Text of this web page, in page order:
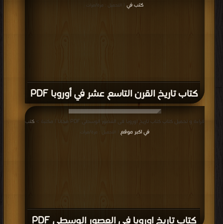
كتاب تاريخ القرن التاسع عشر في أوروبا PDF
كتب في
| التحميل : مرة/مرات
قراءة و تحميل كتاب كتاب تاريخ اوروبا فى العصور الوسطى PDF مجانا | مكتبة >
كتب
في اكبر موقع
| التحميل : مرة/مرات